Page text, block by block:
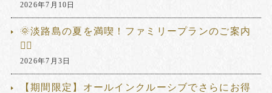
2026年7月10日
🌞淡路島の夏を満喫！ファミリープランのご案内
🏊‍♂️
2026年7月3日
【期間限定】オールインクルーシブでさらにお得